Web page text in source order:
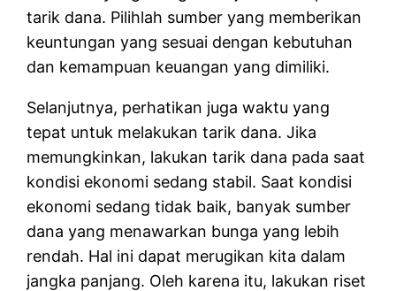
tarik dana. Pilihlah sumber yang memberikan
keuntungan yang sesuai dengan kebutuhan
dan kemampuan keuangan yang dimiliki.
Selanjutnya, perhatikan juga waktu yang
tepat untuk melakukan tarik dana. Jika
memungkinkan, lakukan tarik dana pada saat
kondisi ekonomi sedang stabil. Saat kondisi
ekonomi sedang tidak baik, banyak sumber
dana yang menawarkan bunga yang lebih
rendah. Hal ini dapat merugikan kita dalam
jangka panjang. Oleh karena itu, lakukan riset